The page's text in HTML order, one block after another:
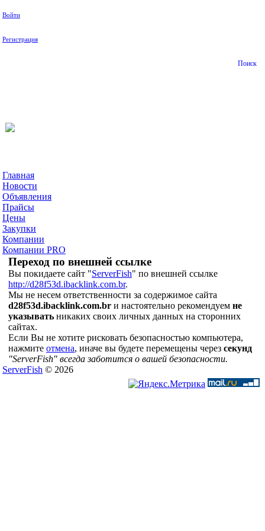
Войти
Регистрация
Поиск
Главная
Новости
Объявления
Прайсы
Цены
Закупки
Компании
Компании PRO
Переход по внешней ссылке
Вы покидаете сайт "ServerFish" по внешней ссылке
http://d28f53d.ibacklink.com.br.
Мы не несем ответственности за содержимое сайта
d28f53d.ibacklink.com.br и настоятельно рекомендуем не
указывать никаких своих личных данных на сторонних
сайтах.
Если Вы не хотите рисковать безопасностью компьютера,
нажмите отмена, иначе вы будете перемещены через секунд
"ServerFish" всегда заботится о вашей безопасности.
ServerFish © 2026